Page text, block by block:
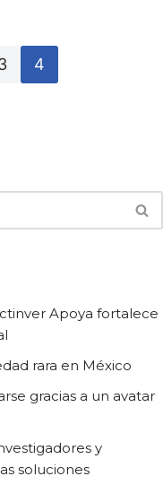
4
Apoya fortalece
rara en México
gracias a un avatar
y
soluciones